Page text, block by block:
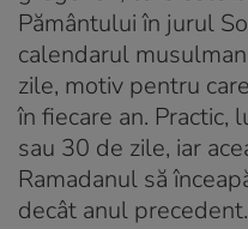
Pământului în jurul
calendarul
zile, motiv pentru
în fiecare an. Practic,
sau 30 de zile, iar
Ramadanul să
decât anul precedent.